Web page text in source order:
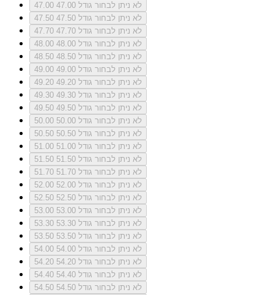
47.00
לא ניתן לבחור גודל 47.00
47.50
לא ניתן לבחור גודל 47.50
47.70
לא ניתן לבחור גודל 47.70
48.00
לא ניתן לבחור גודל 48.00
48.50
לא ניתן לבחור גודל 48.50
49.00
לא ניתן לבחור גודל 49.00
49.20
לא ניתן לבחור גודל 49.20
49.30
לא ניתן לבחור גודל 49.30
49.50
לא ניתן לבחור גודל 49.50
50.00
לא ניתן לבחור גודל 50.00
50.50
לא ניתן לבחור גודל 50.50
51.00
לא ניתן לבחור גודל 51.00
51.50
לא ניתן לבחור גודל 51.50
51.70
לא ניתן לבחור גודל 51.70
52.00
לא ניתן לבחור גודל 52.00
52.50
לא ניתן לבחור גודל 52.50
53.00
לא ניתן לבחור גודל 53.00
53.30
לא ניתן לבחור גודל 53.30
53.50
לא ניתן לבחור גודל 53.50
54.00
לא ניתן לבחור גודל 54.00
54.20
לא ניתן לבחור גודל 54.20
54.40
לא ניתן לבחור גודל 54.40
54.50
לא ניתן לבחור גודל 54.50